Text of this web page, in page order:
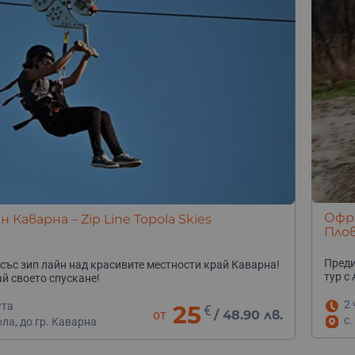
Каварна – Zip Line Topola Skies
зип лайн над красивите местности край Каварна!
своето спускане!
до гр. Каварна
от 25 € /48.90 лв.
тур с
2